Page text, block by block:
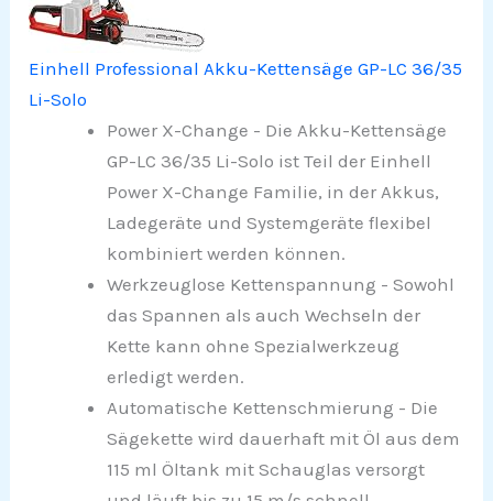
Einhell Professional Akku-Kettensäge GP-LC 36/35
Li-Solo
Power X-Change - Die Akku-Kettensäge
GP-LC 36/35 Li-Solo ist Teil der Einhell
Power X-Change Familie, in der Akkus,
Ladegeräte und Systemgeräte flexibel
kombiniert werden können.
Werkzeuglose Kettenspannung - Sowohl
das Spannen als auch Wechseln der
Kette kann ohne Spezialwerkzeug
erledigt werden.
Automatische Kettenschmierung - Die
Sägekette wird dauerhaft mit Öl aus dem
115 ml Öltank mit Schauglas versorgt